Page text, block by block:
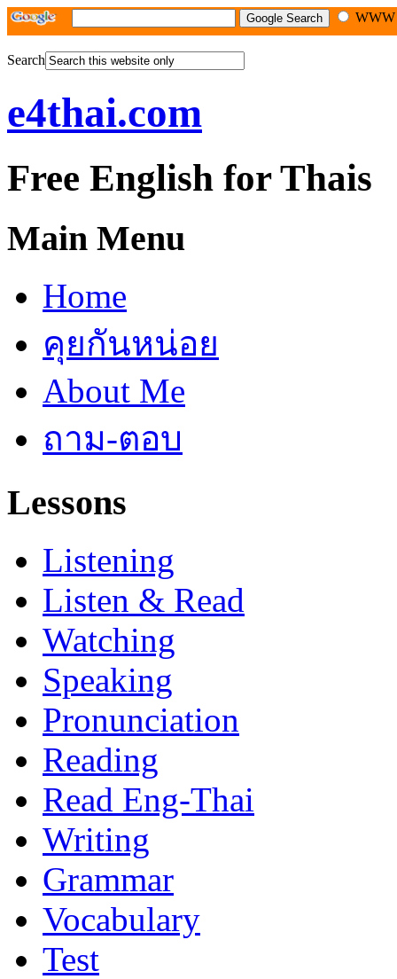
Search
e4thai.com
Free English for Thais
Main Menu
Home
คุยกันหน่อย
About Me
ถาม-ตอบ
Lessons
Listening
Listen & Read
Watching
Speaking
Pronunciation
Reading
Read Eng-Thai
Writing
Grammar
Vocabulary
Test